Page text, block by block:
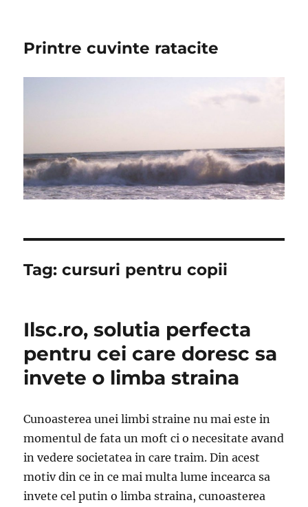
Printre cuvinte ratacite
Tag:cursuri pentru copii
Ilsc.ro, solutia perfecta
pentru cei care doresc sa
invete o limba straina
Cunoasterea unei limbi straine nu mai este in
momentul de fata un moft ci o necesitate avand
in vedere societatea in care traim. Din acest
motiv din ce in ce mai multa lume incearca sa
invete cel putin o limba straina, cunoasterea